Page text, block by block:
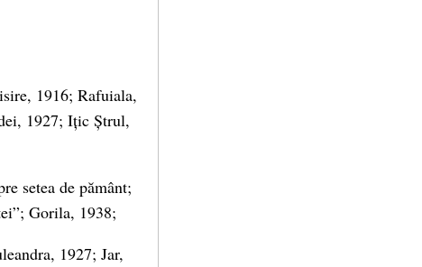
1916; Rafuiala,
1927; Ițic Ștrul,
setea de pământ;
Gorila, 1938;
1927; Jar,